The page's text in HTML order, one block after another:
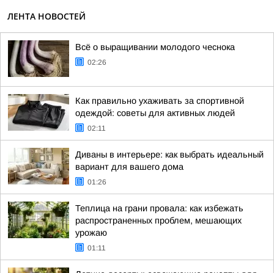
ЛЕНТА НОВОСТЕЙ
Всё о выращивании молодого чеснока
02:26
Как правильно ухаживать за спортивной
одеждой: советы для активных людей
02:11
Диваны в интерьере: как выбрать идеальный
вариант для вашего дома
01:26
Теплица на грани провала: как избежать
распространенных проблем, мешающих
урожаю
01:11